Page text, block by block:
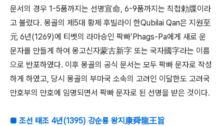
문서의 경우 1-5품까지는 선명宣命, 6-9품까지는 칙첩勅牒이라
고 불렀다. 몽골의 제5대 황제 후빌라이 한Qubilai Qan은 지원至
元 6년(1269)에 티벳의 라마승인 팍빠’Phags-Pa에게 새로 운
문자를 만들게 하여 몽고신자蒙古新字 또는 국자國字라는 이름
으로 반포하였다. 이후 몽골의 공식 문서는 모두 팍빠 문자로 작성
하게 하였고, 당시 몽골의 부마국 소속의 고려인 이달한도 고려국
만호부의 만호에 임명되면서 팍빠 문자로 된 선명을 받은 것이다.
■ 조선 태조 4년(1395) 강순룡 왕지康舜龍王旨